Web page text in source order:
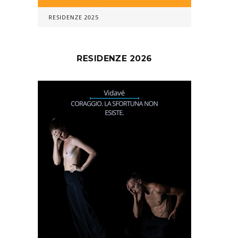
RESIDENZE 2025
RESIDENZE 2026